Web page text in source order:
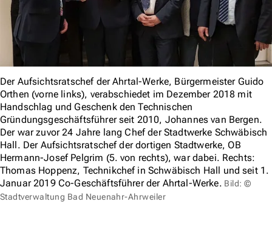
Der Aufsichtsratschef der Ahrtal-Werke, Bürgermeister Guido
Orthen (vorne links), verabschiedet im Dezember 2018 mit
Handschlag und Geschenk den Technischen
Gründungsgeschäftsführer seit 2010, Johannes van Bergen.
Der war zuvor 24 Jahre lang Chef der Stadtwerke Schwäbisch
Hall. Der Aufsichtsratschef der dortigen Stadtwerke, OB
Hermann-Josef Pelgrim (5. von rechts), war dabei. Rechts:
Thomas Hoppenz, Technikchef in Schwäbisch Hall und seit 1.
Januar 2019 Co-Geschäftsführer der Ahrtal-Werke. Bild: ©
Stadtverwaltung Bad Neuenahr-Ahrweiler